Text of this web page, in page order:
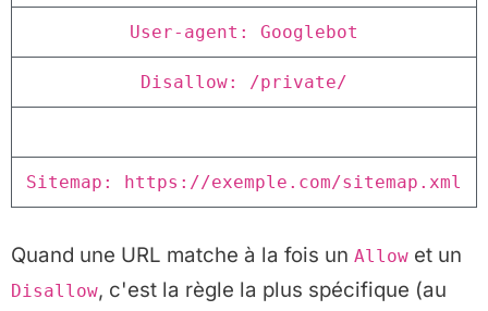
User-agent: Googlebot
Disallow: /private/
Sitemap: https://exemple.com/sitemap.xml
Quand une URL matche à la fois un Allow et un
Disallow, c'est la règle la plus spécifique (au